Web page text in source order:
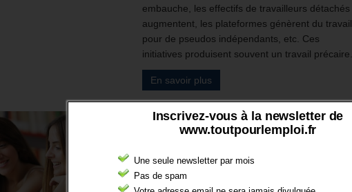
Inscrivez-vous à la newsletter de
www.toutpourlemploi.fr
Une seule newsletter par mois
Pas de spam
embauche, les effectifs de travailleurs détachés
augmentent, les plateformes génèrent du travail
pour de pseudos indépendants, etc. Ces
initiatives produisent souvent un travail précaire.
En savoir plus